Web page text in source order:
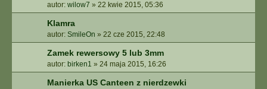
autor: wilow7 » 22 kwie 2015, 05:36
Klamra
autor: SmileOn » 22 cze 2015, 22:48
Zamek rewersowy 5 lub 3mm
autor: birken1 » 24 maja 2015, 16:26
Manierka US Canteen z nierdzewki